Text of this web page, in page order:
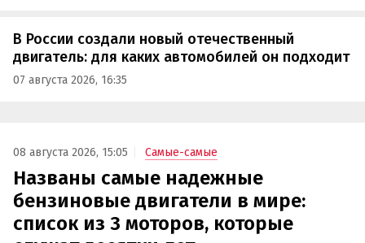
В России создали новый отечественный
двигатель: для каких автомобилей он подходит
07 августа 2026, 16:35
08 августа 2026, 15:05 Самые-самые
Названы самые надежные
бензиновые двигатели в мире:
список из 3 моторов, которые